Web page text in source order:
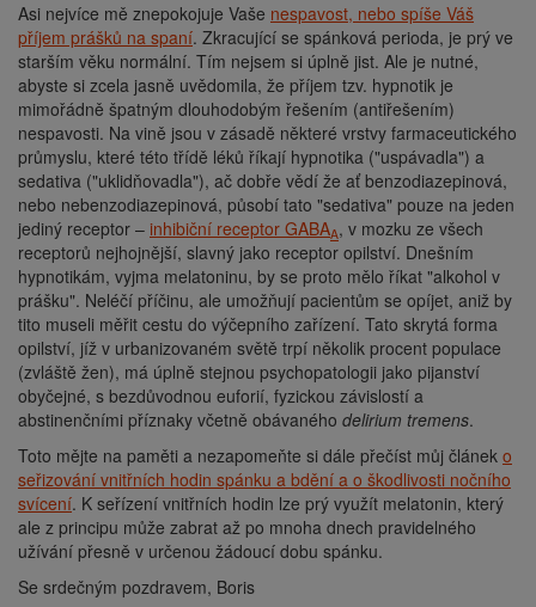
Asi nejvíce mě znepokojuje Vaše nespavost, nebo spíše Váš
příjem prášků na spaní. Zkracující se spánková perioda, je prý ve
starším věku normální. Tím nejsem si úplně jist. Ale je nutné,
abyste si zcela jasně uvědomila, že příjem tzv. hypnotik je
mimořádně špatným dlouhodobým řešením (antiřešením)
nespavosti. Na vině jsou v zásadě některé vrstvy farmaceutického
průmyslu, které této třídě léků říkají hypnotika ("uspávadla") a
sedativa ("uklidňovadla"), ač dobře vědí že ať benzodiazepinová,
nebo nebenzodiazepinová, působí tato "sedativa" pouze na jeden
jediný receptor – inhibiční receptor GABAA, v mozku ze všech
receptorů nejhojnější, slavný jako receptor opilství. Dnešním
hypnotikám, vyjma melatoninu, by se proto mělo říkat "alkohol v
prášku". Neléčí příčinu, ale umožňují pacientům se opíjet, aniž by
tito museli měřit cestu do výčepního zařízení. Tato skrytá forma
opilství, jíž v urbanizovaném světě trpí několik procent populace
(zvláště žen), má úplně stejnou psychopatologii jako pijanství
obyčejné, s bezdůvodnou euforií, fyzickou závislostí a
abstinenčními příznaky včetně obávaného delirium tremens.
Toto mějte na paměti a nezapomeňte si dále přečíst můj článek o
seřizování vnitřních hodin spánku a bdění a o škodlivosti nočního
svícení. K seřízení vnitřních hodin lze prý využít melatonin, který
ale z principu může zabrat až po mnoha dnech pravidelného
užívání přesně v určenou žádoucí dobu spánku.
Se srdečným pozdravem, Boris